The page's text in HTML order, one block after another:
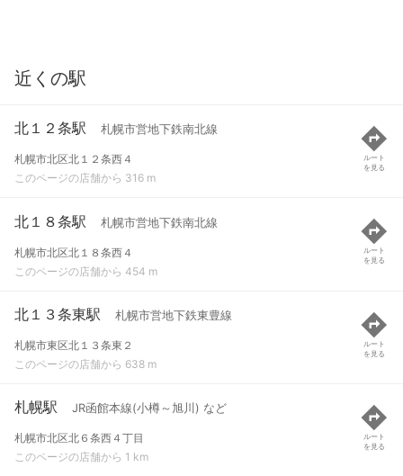
近くの駅
北１２条駅 札幌市営地下鉄南北線
札幌市北区北１２条西４
このページの店舗から 316 m
ルート
を見る
北１８条駅 札幌市営地下鉄南北線
札幌市北区北１８条西４
このページの店舗から 454 m
ルート
を見る
北１３条東駅 札幌市営地下鉄東豊線
札幌市東区北１３条東２
このページの店舗から 638 m
ルート
を見る
札幌駅 JR函館本線(小樽～旭川) など
札幌市北区北６条西４丁目
このページの店舗から 1 km
ルート
を見る